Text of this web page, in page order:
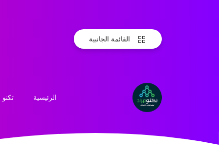
القائمة الجانبية
الرئيسية